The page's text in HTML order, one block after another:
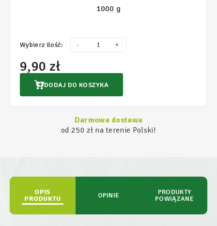
1000 g
Wybierz ilość: - +
9,90 zł
DODAJ DO KOSZYKA
Darmowa dostawa
od 250 zł na terenie Polski!
OPIS
PRODUKTU
OPINIE
PRODUKTY
POWIĄZANE